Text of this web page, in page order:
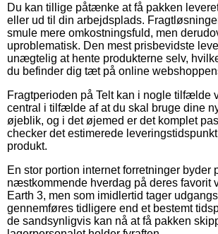
Du kan tillige påtænke at få pakken
eller ud til din arbejdsplads.
smule mere omkostningsfuld, men
uproblematisk. Den mest prisbevidste
unægtelig at hente produkterne selv,
du befinder dig tæt på online
Fragtperioden på Telt kan i nogle tilfælde
central i tilfælde af at du skal bruge dine
øjeblik, og i det øjemed er det komplet
checker det estimerede
produkt.
En stor portion internet forretninger byder
næstkommende hverdag på deres favorit
Earth 3, men som imidlertid tager
gennemføres tidligere end et bestemt
de sandsynligvis kan nå at få pakken